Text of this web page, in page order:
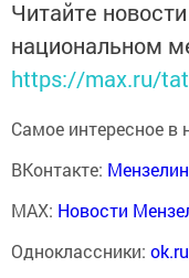
Читайте
национальном
https://max.ru/
Самое интересное в
ВКонтакте:
MAX: Новости
Одноклассники: